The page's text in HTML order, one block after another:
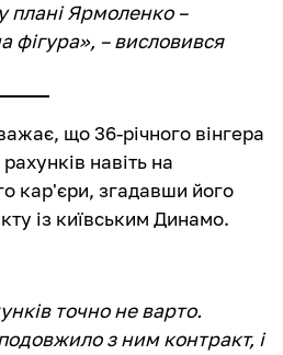
плані Ярмоленко –
фігура», – висловився
що 36-річного вінгера
навіть на
кар'єри, згадавши його
із київським Динамо.
точно не варто.
з ним контракт, і